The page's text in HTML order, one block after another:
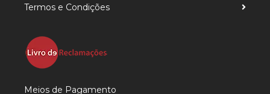
Termos e Condições
Meios de Pagamento